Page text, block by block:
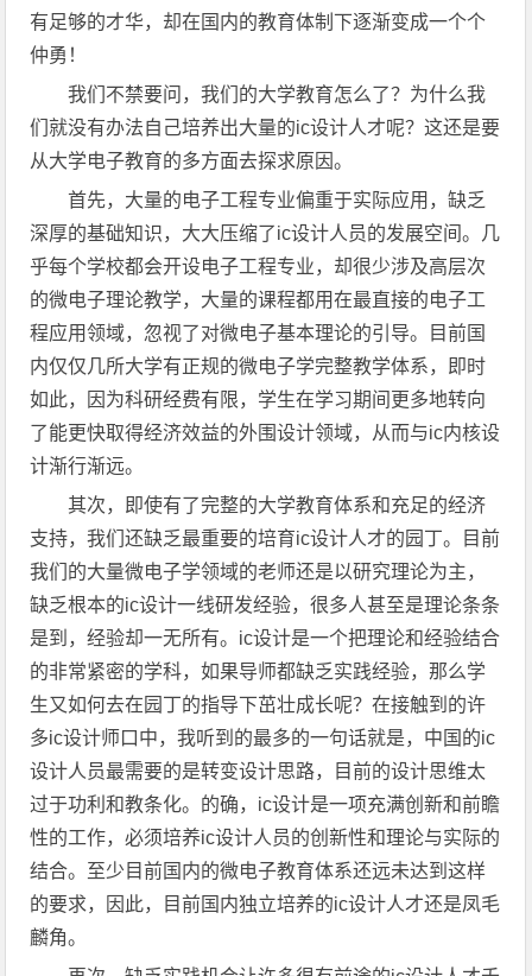
有足够的才华，却在国内的教育体制下逐渐变成一个个
仲勇！
我们不禁要问，我们的大学教育怎么了？为什么我
们就没有办法自己培养出大量的ic设计人才呢？这还是要
从大学电子教育的多方面去探求原因。
首先，大量的电子工程专业偏重于实际应用，缺乏
深厚的基础知识，大大压缩了ic设计人员的发展空间。几
乎每个学校都会开设电子工程专业，却很少涉及高层次
的微电子理论教学，大量的课程都用在最直接的电子工
程应用领域，忽视了对微电子基本理论的引导。目前国
内仅仅几所大学有正规的微电子学完整教学体系，即时
如此，因为科研经费有限，学生在学习期间更多地转向
了能更快取得经济效益的外围设计领域，从而与ic内核设
计渐行渐远。
其次，即使有了完整的大学教育体系和充足的经济
支持，我们还缺乏最重要的培育ic设计人才的园丁。目前
我们的大量微电子学领域的老师还是以研究理论为主，
缺乏根本的ic设计一线研发经验，很多人甚至是理论条条
是到，经验却一无所有。ic设计是一个把理论和经验结合
的非常紧密的学科，如果导师都缺乏实践经验，那么学
生又如何去在园丁的指导下茁壮成长呢？在接触到的许
多ic设计师口中，我听到的最多的一句话就是，中国的ic
设计人员最需要的是转变设计思路，目前的设计思维太
过于功利和教条化。的确，ic设计是一项充满创新和前瞻
性的工作，必须培养ic设计人员的创新性和理论与实际的
结合。至少目前国内的微电子教育体系还远未达到这样
的要求，因此，目前国内独立培养的ic设计人才还是凤毛
麟角。